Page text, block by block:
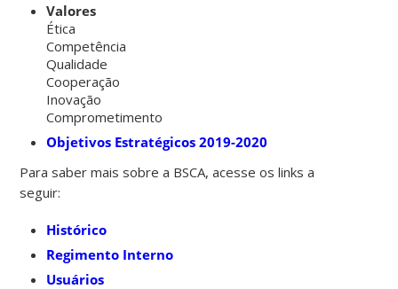
Valores
Ética
Competência
Qualidade
Cooperação
Inovação
Comprometimento
Objetivos Estratégicos 2019-2020
Para saber mais sobre a BSCA, acesse os links a
seguir:
Histórico
Regimento Interno
Usuários